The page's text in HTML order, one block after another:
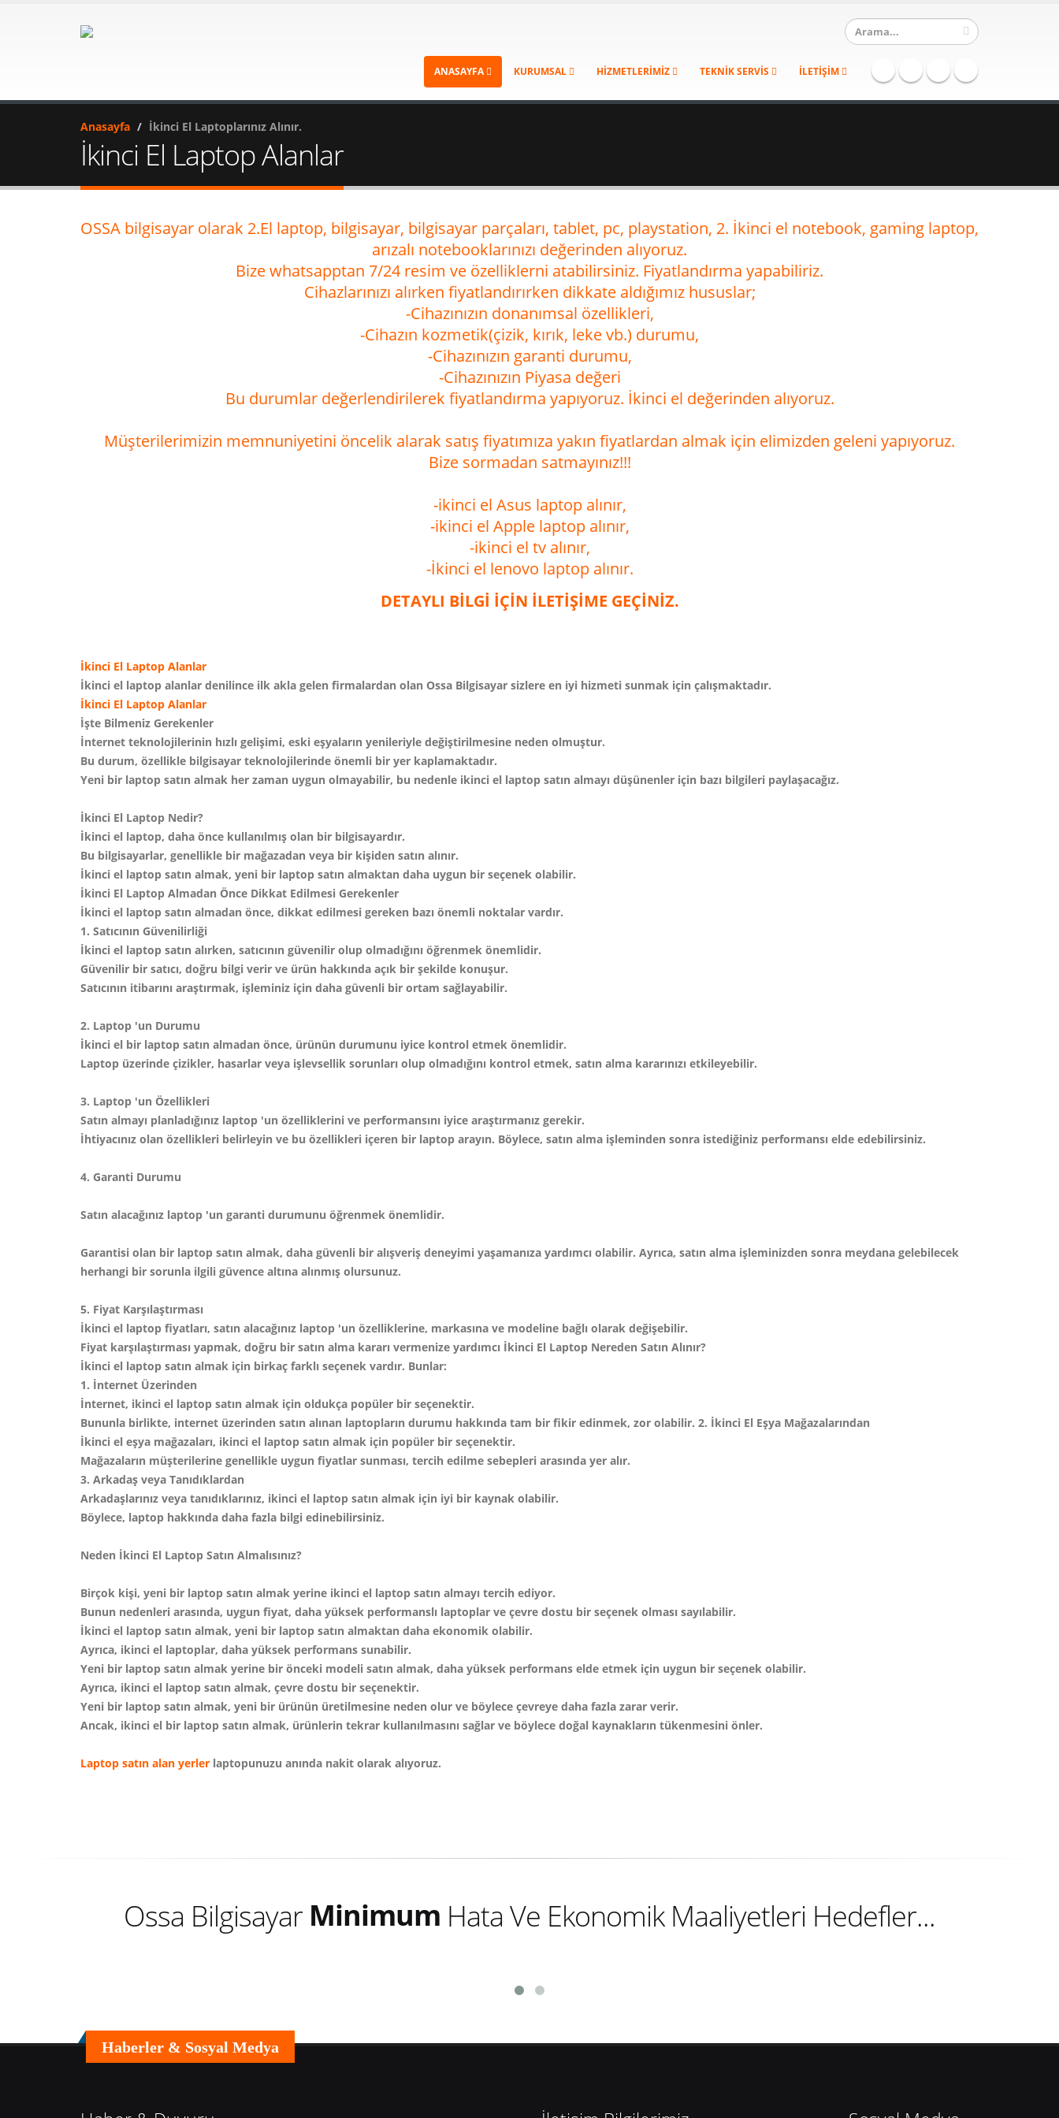
ANASAYFA KURUMSAL HİZMETLERİMİZ TEKNİK SERVİS İLETİŞİM
Anasayfa İkinci El Laptoplarınız Alınır.
İkinci El Laptop Alanlar
OSSA bilgisayar olarak 2.El laptop, bilgisayar, bilgisayar parçaları, tablet, pc, playstation, 2. İkinci el notebook, gaming laptop,
arızalı notebooklarınızı değerinden alıyoruz.
Bize whatsapptan 7/24 resim ve özelliklerni atabilirsiniz. Fiyatlandırma yapabiliriz.
Cihazlarınızı alırken fiyatlandırırken dikkate aldığımız hususlar;
-Cihazınızın donanımsal özellikleri,
-Cihazın kozmetik(çizik, kırık, leke vb.) durumu,
-Cihazınızın garanti durumu,
-Cihazınızın Piyasa değeri
Bu durumlar değerlendirilerek fiyatlandırma yapıyoruz. İkinci el değerinden alıyoruz.
Müşterilerimizin memnuniyetini öncelik alarak satış fiyatımıza yakın fiyatlardan almak için elimizden geleni yapıyoruz.
Bize sormadan satmayınız!!!
-ikinci el Asus laptop alınır,
-ikinci el Apple laptop alınır,
-ikinci el tv alınır,
-İkinci el lenovo laptop alınır.
DETAYLI BİLGİ İÇİN İLETİŞİME GEÇİNİZ.
İkinci El Laptop Alanlar
İkinci el laptop alanlar denilince ilk akla gelen firmalardan olan Ossa Bilgisayar sizlere en iyi hizmeti sunmak için çalışmaktadır.
İkinci El Laptop Alanlar
İşte Bilmeniz Gerekenler
İnternet teknolojilerinin hızlı gelişimi, eski eşyaların yenileriyle değiştirilmesine neden olmuştur.
Bu durum, özellikle bilgisayar teknolojilerinde önemli bir yer kaplamaktadır.
Yeni bir laptop satın almak her zaman uygun olmayabilir, bu nedenle ikinci el laptop satın almayı düşünenler için bazı bilgileri paylaşacağız.
İkinci El Laptop Nedir?
İkinci el laptop, daha önce kullanılmış olan bir bilgisayardır.
Bu bilgisayarlar, genellikle bir mağazadan veya bir kişiden satın alınır.
İkinci el laptop satın almak, yeni bir laptop satın almaktan daha uygun bir seçenek olabilir.
İkinci El Laptop Almadan Önce Dikkat Edilmesi Gerekenler
İkinci el laptop satın almadan önce, dikkat edilmesi gereken bazı önemli noktalar vardır.
1. Satıcının Güvenilirliği
İkinci el laptop satın alırken, satıcının güvenilir olup olmadığını öğrenmek önemlidir.
Güvenilir bir satıcı, doğru bilgi verir ve ürün hakkında açık bir şekilde konuşur.
Satıcının itibarını araştırmak, işleminiz için daha güvenli bir ortam sağlayabilir.
2. Laptop 'un Durumu
İkinci el bir laptop satın almadan önce, ürünün durumunu iyice kontrol etmek önemlidir.
Laptop üzerinde çizikler, hasarlar veya işlevsellik sorunları olup olmadığını kontrol etmek, satın alma kararınızı etkileyebilir.
3. Laptop 'un Özellikleri
Satın almayı planladığınız laptop 'un özelliklerini ve performansını iyice araştırmanız gerekir.
İhtiyacınız olan özellikleri belirleyin ve bu özellikleri içeren bir laptop arayın. Böylece, satın alma işleminden sonra istediğiniz performansı elde edebilirsiniz.
4. Garanti Durumu
Satın alacağınız laptop 'un garanti durumunu öğrenmek önemlidir.
Garantisi olan bir laptop satın almak, daha güvenli bir alışveriş deneyimi yaşamanıza yardımcı olabilir. Ayrıca, satın alma işleminizden sonra meydana gelebilecek
herhangi bir sorunla ilgili güvence altına alınmış olursunuz.
5. Fiyat Karşılaştırması
İkinci el laptop fiyatları, satın alacağınız laptop 'un özelliklerine, markasına ve modeline bağlı olarak değişebilir.
Fiyat karşılaştırması yapmak, doğru bir satın alma kararı vermenize yardımcı İkinci El Laptop Nereden Satın Alınır?
İkinci el laptop satın almak için birkaç farklı seçenek vardır. Bunlar:
1. İnternet Üzerinden
İnternet, ikinci el laptop satın almak için oldukça popüler bir seçenektir.
Bununla birlikte, internet üzerinden satın alınan laptopların durumu hakkında tam bir fikir edinmek, zor olabilir. 2. İkinci El Eşya Mağazalarından
İkinci el eşya mağazaları, ikinci el laptop satın almak için popüler bir seçenektir.
Mağazaların müşterilerine genellikle uygun fiyatlar sunması, tercih edilme sebepleri arasında yer alır.
3. Arkadaş veya Tanıdıklardan
Arkadaşlarınız veya tanıdıklarınız, ikinci el laptop satın almak için iyi bir kaynak olabilir.
Böylece, laptop hakkında daha fazla bilgi edinebilirsiniz.
Neden İkinci El Laptop Satın Almalısınız?
Birçok kişi, yeni bir laptop satın almak yerine ikinci el laptop satın almayı tercih ediyor.
Bunun nedenleri arasında, uygun fiyat, daha yüksek performanslı laptoplar ve çevre dostu bir seçenek olması sayılabilir.
İkinci el laptop satın almak, yeni bir laptop satın almaktan daha ekonomik olabilir.
Ayrıca, ikinci el laptoplar, daha yüksek performans sunabilir.
Yeni bir laptop satın almak yerine bir önceki modeli satın almak, daha yüksek performans elde etmek için uygun bir seçenek olabilir.
Ayrıca, ikinci el laptop satın almak, çevre dostu bir seçenektir.
Yeni bir laptop satın almak, yeni bir ürünün üretilmesine neden olur ve böylece çevreye daha fazla zarar verir.
Ancak, ikinci el bir laptop satın almak, ürünlerin tekrar kullanılmasını sağlar ve böylece doğal kaynakların tükenmesini önler.
Laptop satın alan yerler laptopunuzu anında nakit olarak alıyoruz.
Ossa Bilgisayar Minimum Hata Ve Ekonomik Maaliyetleri Hedefler...
Haberler & Sosyal Medya